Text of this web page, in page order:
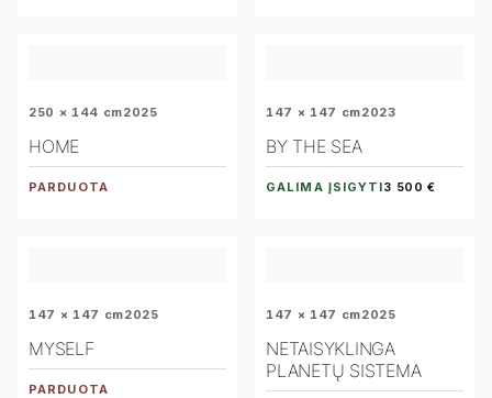
250 × 144 cm2025
HOME
PARDUOTA
147 × 147 cm2023
BY THE SEA
GALIMA ĮSIGYTI3 500 €
147 × 147 cm2025
MYSELF
PARDUOTA
147 × 147 cm2025
NETAISYKLINGA
PLANETŲ SISTEMA